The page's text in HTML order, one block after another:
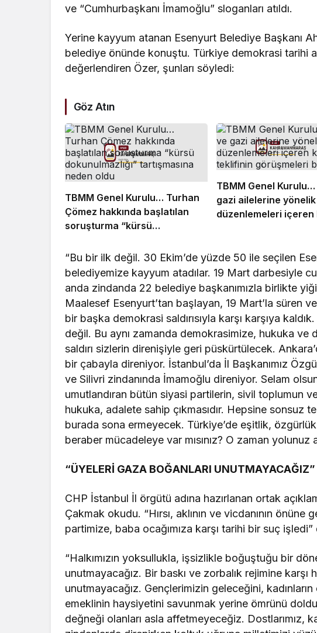
ve “Cumhurbaşkanı İmamoğlu” sloganları atıldı.
Yerine kayyum atanan Esenyurt Belediye Başkanı
belediye önünde konuştu. Türkiye demokrasi tarihi
değerlendiren Özer, şunları söyledi:
Göz Atın
TBMM Genel Kurulu… Turhan
Çömez hakkında başlatılan
soruşturma “kürsü
neden oldu
TBMM Genel
gazi ailelerine yönelik
düzenlemeleri içeren
“Bu bir ilk değil. 30 Ekim’de yüzde 50 ile seçilen
belediyemize kayyum atadılar. 19 Mart darbesiyle
anda zindanda 22 belediye başkanımızla birlikte
Maalesef Esenyurt’tan başlayan, 19 Mart’la süren
bir başka demokrasi saldırısıyla karşı karşıya
değil. Bu aynı zamanda demokrasimize, hukuka ve
saldırı sizlerin direnişiyle geri püskürtülecek.
bir çabayla direniyor. İstanbul’da İl Başkanımız
ve Silivri zindanında İmamoğlu direniyor. Selam
umutlandıran bütün siyasi partilerin, sivil toplumun
hukuka, adalete sahip çıkmasıdır. Hepsine sonsuz
burada sona ermeyecek. Türkiye’de eşitlik,
beraber mücadeleye var mısınız? O zaman yolunuz
“ÜYELERİ GAZA BOĞANLARI UNUTMAYACAĞIZ”
CHP İstanbul İl örgütü adına hazırlanan ortak
Çakmak okudu. “Hırsı, aklının ve vicdanının
partimize, baba ocağımıza karşı tarihi bir suç
“Halkımızın yoksullukla, işsizlikle boğuştuğu bir
unutmayacağız. Bir baskı ve zorbalık rejimine karşı
unutmayacağız. Gençlerimizin geleceğini,
emeklinin haysiyetini savunmak yerine ömrünü
değneği olanları asla affetmeyeceğiz. Dostlarımız,